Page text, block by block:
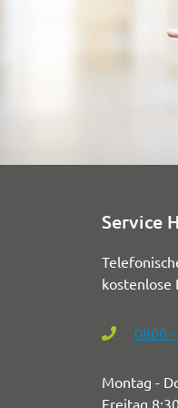
Service
kostenlose
0800
Montag -
Freitag